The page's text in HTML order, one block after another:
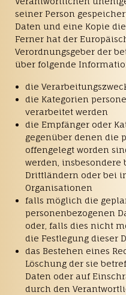
seiner Person
Daten und eine Kopie
Ferner hat der
Verordnungsgeber der
über folgende
die
die Kategorien
verarbeitet werden
die Empfänger oder
gegenüber denen die
offengelegt worden
werden, insbesondere
Drittländern oder bei
Organisationen
falls möglich die
personenbezogenen
oder, falls dies nicht
die Festlegung dieser
das Bestehen eines
Löschung der sie
Daten oder auf
durch den